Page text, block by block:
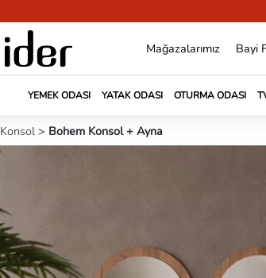
Mağazalarımız Bayi
YEMEK ODASI YATAK ODASI OTURMA ODASI
Konsol > Bohem Konsol + Ayna